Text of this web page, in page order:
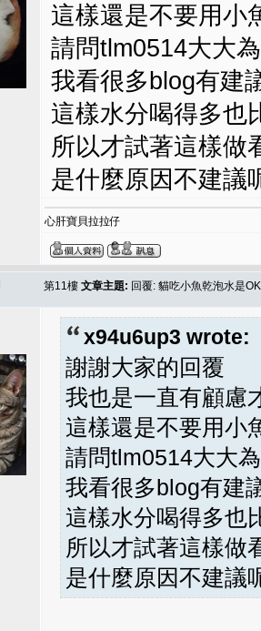
這樣還是不要用小
請問tlm0514大大
我看很多blog有建
這樣水分喝得多也
所以才試著這樣做
是什麼原因不建議
心肝寶貝拉拉仔
第11樓 文章主題: 回覆: 貓吃小魚乾泡水是
x94u6up3 wrote:
謝謝大家的回覆
我也是一直有顧慮
這樣還是不要用小
請問tlm0514大大
我看很多blog有建
這樣水分喝得多也
所以才試著這樣做
是什麼原因不建議